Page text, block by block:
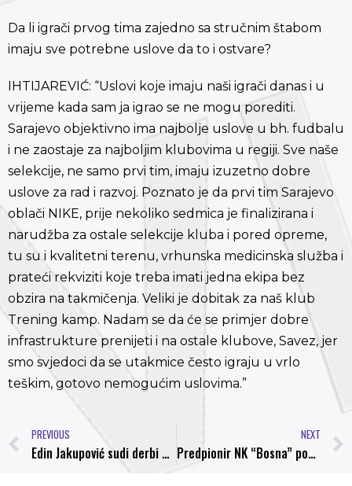
Da li igrači prvog tima zajedno sa stručnim štabom
imaju sve potrebne uslove da to i ostvare?
IHTIJAREVIĆ: “Uslovi koje imaju naši igrači danas i u
vrijeme kada sam ja igrao se ne mogu porediti.
Sarajevo objektivno ima najbolje uslove u bh. fudbalu
i ne zaostaje za najboljim klubovima u regiji. Sve naše
selekcije, ne samo prvi tim, imaju izuzetno dobre
uslove za rad i razvoj. Poznato je da prvi tim Sarajevo
oblači NIKE, prije nekoliko sedmica je finalizirana i
narudžba za ostale selekcije kluba i pored opreme,
tu su i kvalitetni terenu, vrhunska medicinska služba i
prateći rekviziti koje treba imati jedna ekipa bez
obzira na takmičenja. Veliki je dobitak za naš klub
Trening kamp. Nadam se da će se primjer dobre
infrastrukture prenijeti i na ostale klubove, Savez, jer
smo svjedoci da se utakmice često igraju u vrlo
teškim, gotovo nemogućim uslovima.”
PREVIOUS
Edin Jakupović sudi derbi drugog kola izmedju Travnika i Bosne, utakmica u direktnom tv prenosu na City TV
NEXT
Predpionir NK “Bosna” pobjednici sportskih igara u Sarajevu